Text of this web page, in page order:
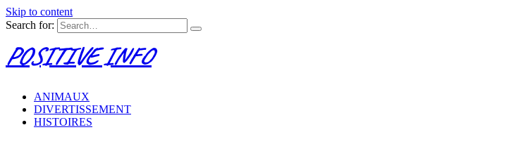
Skip to content
Search for:
POSITIVE INFO
ANIMAUX
DIVERTISSEMENT
HISTOIRES